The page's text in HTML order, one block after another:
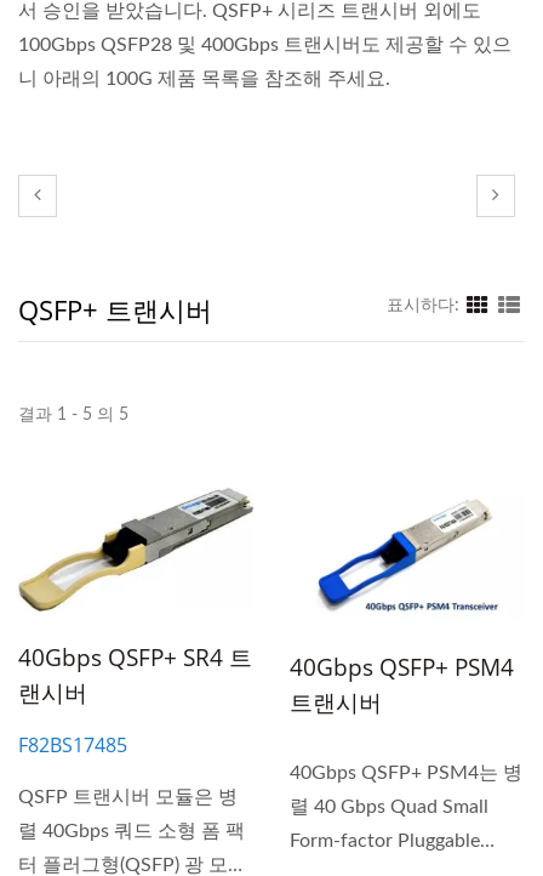
서 승인을 받았습니다. QSFP+ 시리즈 트랜시버 외에도
100Gbps QSFP28 및 400Gbps 트랜시버도 제공할 수 있으
니 아래의 100G 제품 목록을 참조해 주세요.
QSFP+ 트랜시버 표시하다:
결과 1 - 5 의 5
40Gbps QSFP+ SR4 트
랜시버
F82BS17485
QSFP 트랜시버 모듈은 병
렬 40Gbps 쿼드 소형 폼 팩
터 플러그형(QSFP) 광 모듈
40Gbps QSFP+ PSM4
트랜시버
40Gbps QSFP+ PSM4는 병
렬 40 Gbps Quad Small
Form-factor Pluggable